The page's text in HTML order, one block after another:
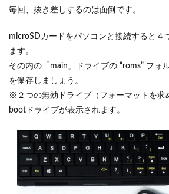
毎回、抜き差しするのは面倒です。
microSDカードをパソコンと接続すると４
ます。
その内の「main」ドライブの “roms” フォ
を保存しましょう。
※２つの無効ドライブ（フォーマットを求
bootドライブが表示されます。